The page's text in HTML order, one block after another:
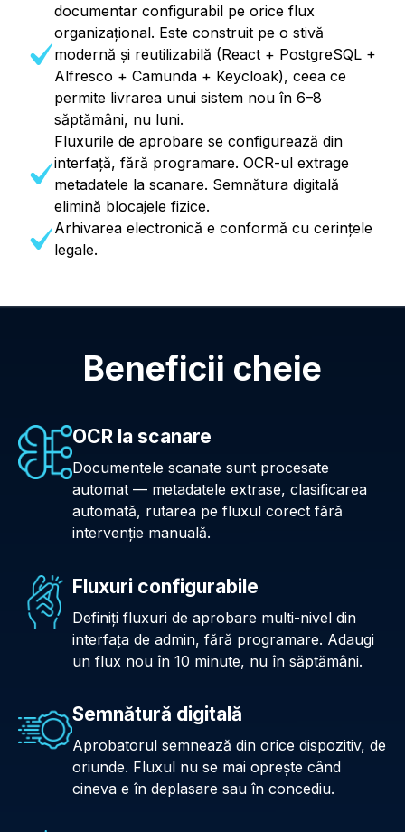
documentar configurabil pe orice flux
organizațional. Este construit pe o stivă
modernă și reutilizabilă (React + PostgreSQL +
Alfresco + Camunda + Keycloak), ceea ce
permite livrarea unui sistem nou în 6–8
săptămâni, nu luni.
Fluxurile de aprobare se configurează din
interfață, fără programare. OCR-ul extrage
metadatele la scanare. Semnătura digitală
elimină blocajele fizice.
Arhivarea electronică e conformă cu cerințele
legale.
Beneficii cheie
OCR la scanare
Documentele scanate sunt procesate
automat — metadatele extrase, clasificarea
automată, rutarea pe fluxul corect fără
intervenție manuală.
Fluxuri configurabile
Definiți fluxuri de aprobare multi-nivel din
interfața de admin, fără programare. Adaugi
un flux nou în 10 minute, nu în săptămâni.
Semnătură digitală
Aprobatorul semnează din orice dispozitiv, de
oriunde. Fluxul nu se mai oprește când
cineva e în deplasare sau în concediu.